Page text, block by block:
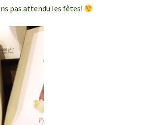
pas attendu les fêtes!